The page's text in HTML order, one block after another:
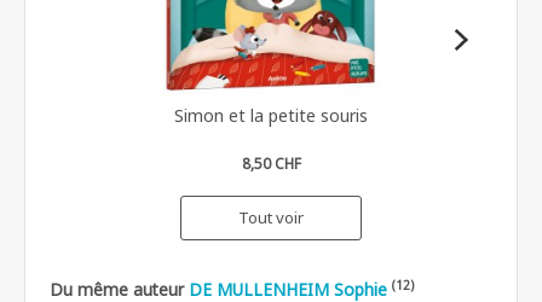
Simon et la petite souris
8,50 CHF
Tout voir
Du même auteur DE MULLENHEIM Sophie (12)